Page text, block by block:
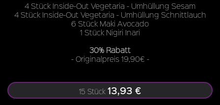
4 Stück Inside-Out Vegetaria - Umhüllung Sesam
4 Stück Inside-Out Vegetaria - Umhüllung Schnittlauch
6 Stück Maki Avocado
1 Stück Nigiri Inari
30% Rabatt
- Originalpreis 19,90€ -
15 Stück 13,93 €